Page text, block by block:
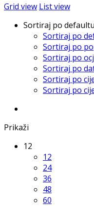
Grid view List view
Sortiraj po defaultu
Sortiraj po
Sortiraj po
Sortiraj po
Sortiraj po
Sortiraj po
Sortiraj po
Prikaži
12
12
24
36
48
60